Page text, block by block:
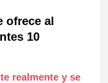
ofrece al
10
realmente y se